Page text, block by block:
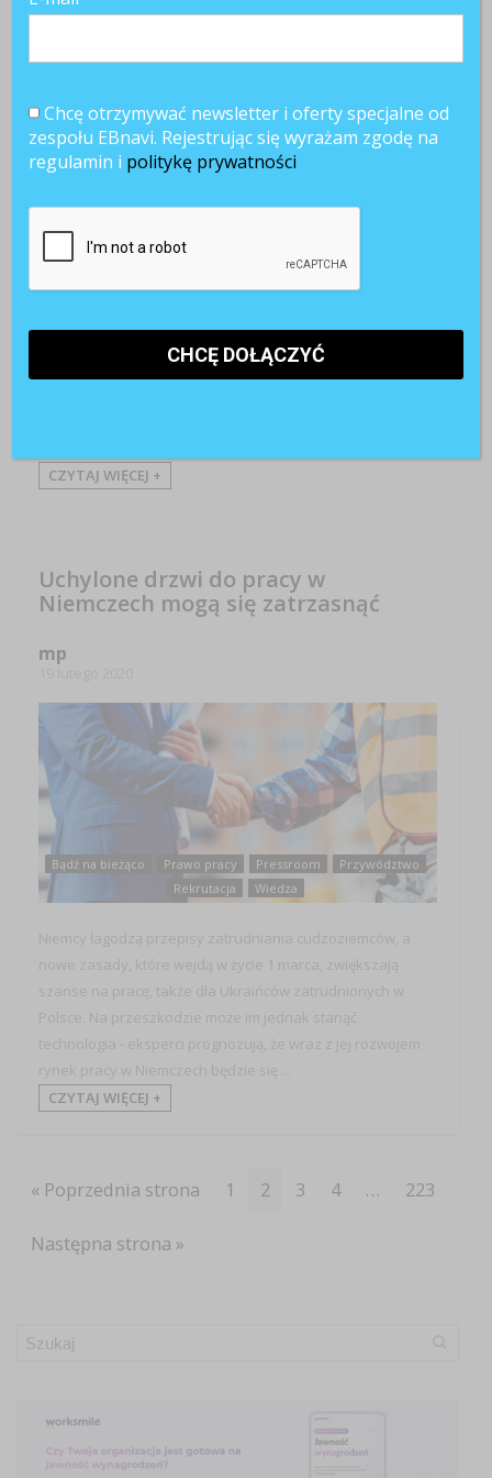
Bądź na bieżąco HOT TOPICS
Wiedza
w Gliwicach to kolejny, ósmy już obiekt logistyczny Amazon
w Polsce i trzeci na Śląsku. Od 2014 roku firma stworzyła w
CZYTAJ WIĘCEJ +
Uchylone drzwi do pracy w
Niemczech mogą się zatrzasnąć
mp
Bądź na bieżąco Prawo pracy Pressroom
Przywództwo
Rekrutacja
Wiedza
Niemcy łagodzą przepisy zatrudniania cudzoziemców, a
nowe zasady, które wejdą w życie 1 marca, zwiększają
szanse na pracę, także dla Ukraińców zatrudnionych w
Polsce. Na przeszkodzie może im jednak stanąć
technologia - eksperci prognozują, że wraz z jej rozwojem
rynek pracy w Niemczech będzie się ...
CZYTAJ WIĘCEJ +
« Poprzednia strona 1 2 3 4 … 223
Następna strona »
Chcę otrzymywać newsletter i oferty specjalne od
zespołu EBnavi. Rejestrując się wyrażam zgodę na
regulamin i politykę prywatności